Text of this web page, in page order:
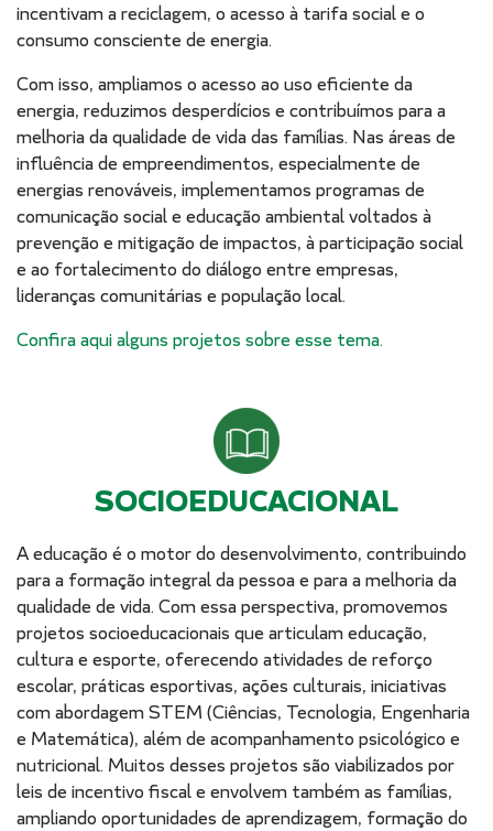
incentivam a reciclagem, o acesso à tarifa social e o
consumo consciente de energia.
Com isso, ampliamos o acesso ao uso eficiente da
energia, reduzimos desperdícios e contribuímos para a
melhoria da qualidade de vida das famílias. Nas áreas de
influência de empreendimentos, especialmente de
energias renováveis, implementamos programas de
comunicação social e educação ambiental voltados à
prevenção e mitigação de impactos, à participação social
e ao fortalecimento do diálogo entre empresas,
lideranças comunitárias e população local.
Confira aqui alguns projetos sobre esse tema.
SOCIOEDUCACIONAL
A educação é o motor do desenvolvimento, contribuindo
para a formação integral da pessoa e para a melhoria da
qualidade de vida. Com essa perspectiva, promovemos
projetos socioeducacionais que articulam educação,
cultura e esporte, oferecendo atividades de reforço
escolar, práticas esportivas, ações culturais, iniciativas
com abordagem STEM (Ciências, Tecnologia, Engenharia
e Matemática), além de acompanhamento psicológico e
nutricional. Muitos desses projetos são viabilizados por
leis de incentivo fiscal e envolvem também as famílias,
ampliando oportunidades de aprendizagem, formação do